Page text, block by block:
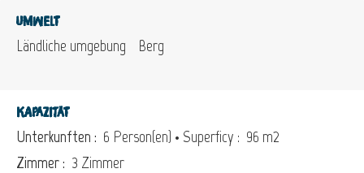
Umwelt
Ländliche umgebung Berg
Kapazität
Unterkunften : 6 Person(en) • Superficy : 96 m2
Zimmer : 3 Zimmer